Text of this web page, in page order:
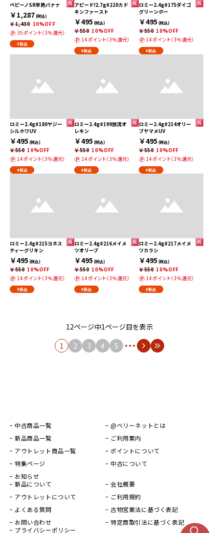
ペピーノSR早熟バナナ
￥1,287(税込)
￥1,430 10%OFF
35ポイント（3％還元）
#新品
アピード!2.7g#220カド
キンファースト
￥495 (税込)
￥550 10%OFF
14ポイント（3％還元）
#新品
ロミー2.4g#175ダイゴ
グリーンボー
￥495 (税込)
￥550 10%OFF
14ポイント（3％還元）
#新品
ロミー2.4g#180ヤジー
シルホワUV
￥495 (税込)
￥550 10%OFF
14ポイント（3％還元）
#新品
ロミー2.4g#199放流オ
レキン
￥495 (税込)
￥550 10%OFF
14ポイント（3％還元）
#新品
ロミー2.4g#214オリー
ブヤマメUV
￥495 (税込)
￥550 10%OFF
14ポイント（3％還元）
#新品
ロミー2.4g#215ヨネス
ティーグリキン
￥495 (税込)
￥550 10%OFF
14ポイント（3％還元）
#新品
ロミー2.4g#216メイメ
ツオリーブ
￥495 (税込)
￥550 10%OFF
14ポイント（3％還元）
#新品
ロミー2.4g#217メイメ
ツカラシ
￥495 (税込)
￥550 10%OFF
14ポイント（3％還元）
#新品
12ページ中1ページ目を表示
1
2 3 4 5
中古商品一覧
新品商品一覧
アウトレット商品一覧
特集ページ
お知らせ
@ベリーネットとは
ご利用案内
ポイントについて
中古について
新品について
アウトレットについて
よくある質問
お問い合わせ
会社概要
ご利用規約
古物営業法に基づく表記
特定商取引法に基づく表記
プライバシーポリシー